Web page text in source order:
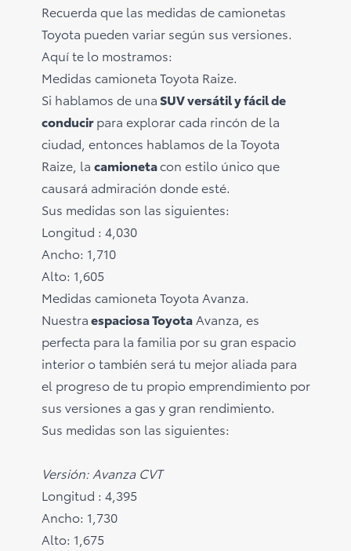
Recuerda que las medidas de camionetas
Toyota pueden variar según sus versiones.
Aquí te lo mostramos:
Medidas camioneta Toyota Raize.
Si hablamos de unaSUV versátil y fácil de
conducirpara explorar cada rincón de la
ciudad, entonces hablamos de la Toyota
Raize, la camionetacon estilo único que
causará admiración donde esté.
Sus medidas son las siguientes:
Longitud : 4,030
Ancho: 1,710
Alto: 1,605
Medidas camioneta Toyota Avanza.
Nuestraespaciosa ToyotaAvanza, es
perfecta para la familia por su gran espacio
interior o también será tu mejor aliada para
el progreso de tu propio emprendimiento por
sus versiones a gas y gran rendimiento.
Sus medidas son las siguientes:
Versión: Avanza CVT
Longitud : 4,395
Ancho: 1,730
Alto: 1,675